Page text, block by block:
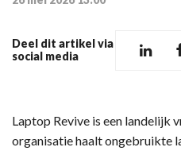
Deel dit artikel via
social media
Laptop Revive is een landelijk
organisatie haalt ongebruikte